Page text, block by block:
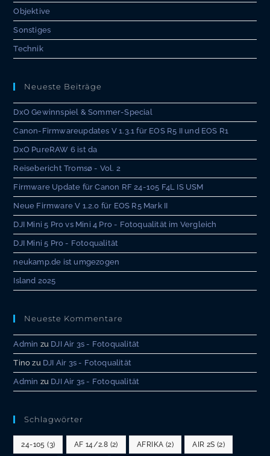
Objektive
Sonstiges
Technik
Neueste Beiträge
DxO Gewinnspiel & Sommer-Special
Canon-Firmwareupdates V 1.3.1 für EOS R5 II und EOS R1
DxO PureRAW 6 ist da
Reisebericht Tromsø - Vol. 2
Firmware Update für Canon RF 24-105 F4L IS USM
Neue Firmware V 1.2.0 für EOS R5 Mark II
DJI Mini 5 Pro vs Mini 4 Pro - Fotoqualität im Vergleich
DJI Mini 5 Pro - Fotoqualität
neukamp.de ist umgezogen
Island 2025
Neueste Kommentare
Admin zu DJI Air 3s - Fotoqualität
Tino zu DJI Air 3s - Fotoqualität
Admin zu DJI Air 3s - Fotoqualität
Schlagwörter
24-105 (3) AF 14/2.8 (2) AFRIKA (2) AIR 2S (2)